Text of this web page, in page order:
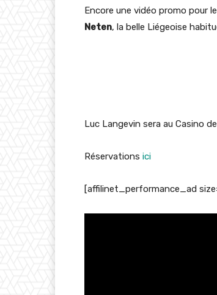
Encore une vidéo promo pour
Neten, la belle Liégeoise
Luc Langevin sera au Casino
Réservations ici
[affilinet_performance_ad